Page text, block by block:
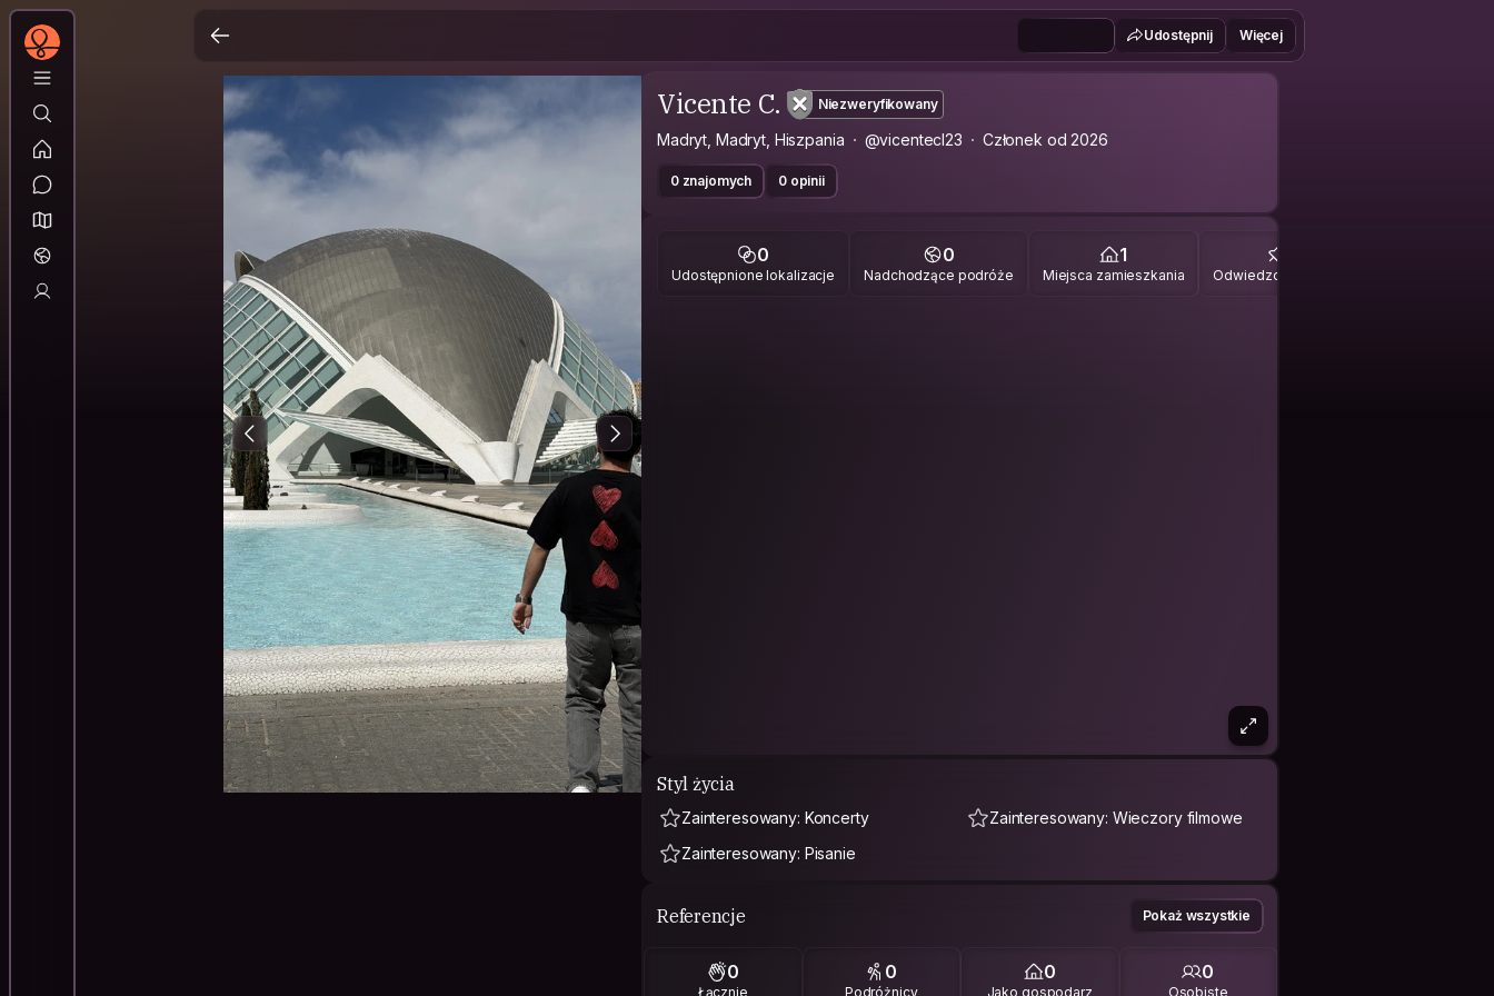
Udostępnij Więcej
Vicente C. Niezweryfikowany
Madryt, Madryt, Hiszpania @vicentecl23 Członek od 2026
0 znajomych 0 opinii
0
Udostępnione lokalizacje
0
Nadchodzące podróże
1
Miejsca zamieszkania Odwiedzone miejsca
Styl życia
Zainteresowany: Koncerty
Zainteresowany: Wieczory filmowe
Zainteresowany: Pisanie
Referencje Pokaż wszystkie
0
Łącznie
0
Podróżnicy
0
Jako gospodarz
0
Osobiste